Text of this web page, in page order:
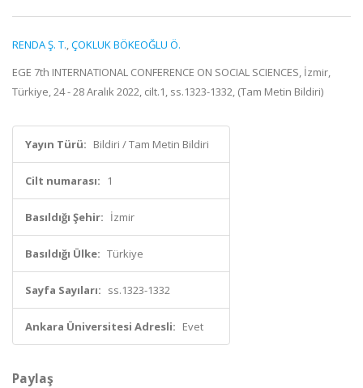
RENDA Ş. T.,ÇOKLUK BÖKEOĞLU Ö.
EGE 7th INTERNATIONAL CONFERENCE ON SOCIAL SCIENCES, İzmir,
Türkiye, 24 - 28 Aralık 2022, cilt.1, ss.1323-1332, (Tam Metin Bildiri)
Yayın Türü: Bildiri / Tam Metin Bildiri
Cilt numarası: 1
Basıldığı Şehir: İzmir
Basıldığı Ülke: Türkiye
Sayfa Sayıları: ss.1323-1332
Ankara Üniversitesi Adresli: Evet
Paylaş